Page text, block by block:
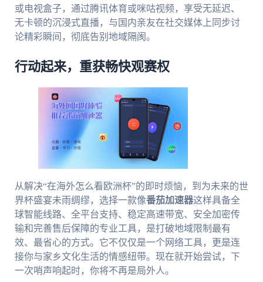
或电视盒子，通过腾讯体育或咪咕视频，享受无延迟、
无卡顿的沉浸式直播，与国内亲友在社交媒体上同步讨
论精彩瞬间，彻底告别地域隔阂。
行动起来，重获畅快观赛权
从解决“在海外怎么看欧洲杯”的即时烦恼，到为未来的世
界杯盛宴未雨绸缪，选择一款像番茄加速器这样具备全
球智能线路、全平台支持、稳定高速带宽、安全加密传
输和完善售后保障的专业工具，是打破地域限制最有
效、最省心的方式。它不仅仅是一个网络工具，更是连
接你与家乡文化生活的情感纽带。现在就开始尝试，下
一次哨声响起时，你将不再是局外人。